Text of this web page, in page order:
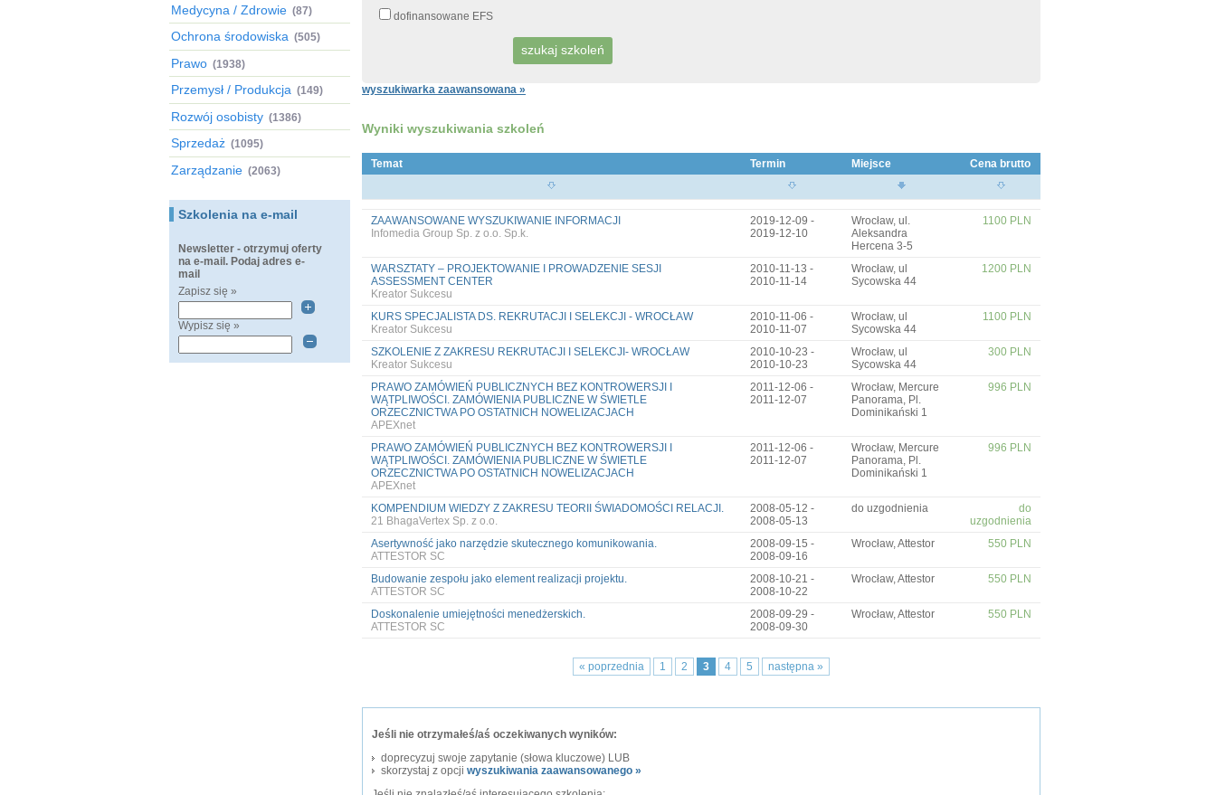
Medycyna / Zdrowie (87)
Ochrona środowiska (505)
Prawo (1938)
Przemysł / Produkcja (149)
Rozwój osobisty (1386)
Sprzedaż (1095)
Zarządzanie (2063)
Szkolenia na e-mail
Newsletter - otrzymuj oferty
na e-mail. Podaj adres e-
mail
Zapisz się »
Wypisz się »
dofinansowane EFS
wyszukiwarka zaawansowana »
Wyniki wyszukiwania szkoleń
Temat Termin Miejsce Cena brutto
ZAAWANSOWANE WYSZUKIWANIE INFORMACJI
Infomedia Group Sp. z o.o. Sp.k.
2019-12-09 -
2019-12-10
Wrocław, ul.
Aleksandra
Hercena 3-5
1100 PLN
WARSZTATY – PROJEKTOWANIE I PROWADZENIE SESJI
ASSESSMENT CENTER
Kreator Sukcesu
2010-11-13 -
2010-11-14
Wrocław, ul
Sycowska 44
1200 PLN
KURS SPECJALISTA DS. REKRUTACJI I SELEKCJI - WROCŁAW
Kreator Sukcesu
2010-11-06 -
2010-11-07
Wrocław, ul
Sycowska 44
1100 PLN
SZKOLENIE Z ZAKRESU REKRUTACJI I SELEKCJI- WROCŁAW
Kreator Sukcesu
2010-10-23 -
2010-10-23
Wrocław, ul
Sycowska 44
300 PLN
PRAWO ZAMÓWIEŃ PUBLICZNYCH BEZ KONTROWERSJI I
WĄTPLIWOŚCI. ZAMÓWIENIA PUBLICZNE W ŚWIETLE
ORZECZNICTWA PO OSTATNICH NOWELIZACJACH
APEXnet
2011-12-06 -
2011-12-07
Wrocław, Mercure
Panorama, Pl.
Dominikański 1
996 PLN
PRAWO ZAMÓWIEŃ PUBLICZNYCH BEZ KONTROWERSJI I
WĄTPLIWOŚCI. ZAMÓWIENIA PUBLICZNE W ŚWIETLE
ORZECZNICTWA PO OSTATNICH NOWELIZACJACH
APEXnet
2011-12-06 -
2011-12-07
Wrocław, Mercure
Panorama, Pl.
Dominikański 1
996 PLN
KOMPENDIUM WIEDZY Z ZAKRESU TEORII ŚWIADOMOŚCI RELACJI.
21 BhagaVertex Sp. z o.o.
2008-05-12 -
2008-05-13
do uzgodnienia
do
uzgodnienia
Asertywność jako narzędzie skutecznego komunikowania.
ATTESTOR SC
2008-09-15 -
2008-09-16
Wrocław, Attestor 550 PLN
Budowanie zespołu jako element realizacji projektu.
ATTESTOR SC
2008-10-21 -
2008-10-22
Wrocław, Attestor 550 PLN
Doskonalenie umiejętności menedżerskich.
ATTESTOR SC
2008-09-29 -
2008-09-30
Wrocław, Attestor 550 PLN
« poprzednia 1 2 3 4 5 następna »
Jeśli nie otrzymałeś/aś oczekiwanych wyników:
doprecyzuj swoje zapytanie (słowa kluczowe) LUB
skorzystaj z opcji wyszukiwania zaawansowanego »